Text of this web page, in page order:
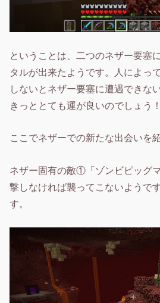
ということは、二つのネザー要塞
タルが出来たようです。人によっ
しないとネザー要塞に遭遇できな
きっととても運が良いのでしょう！
ここでネザーでの新たな出会いを
ネザー固有の敵①「ゾンビピッグ
撃しなければ襲ってこないようで
す。